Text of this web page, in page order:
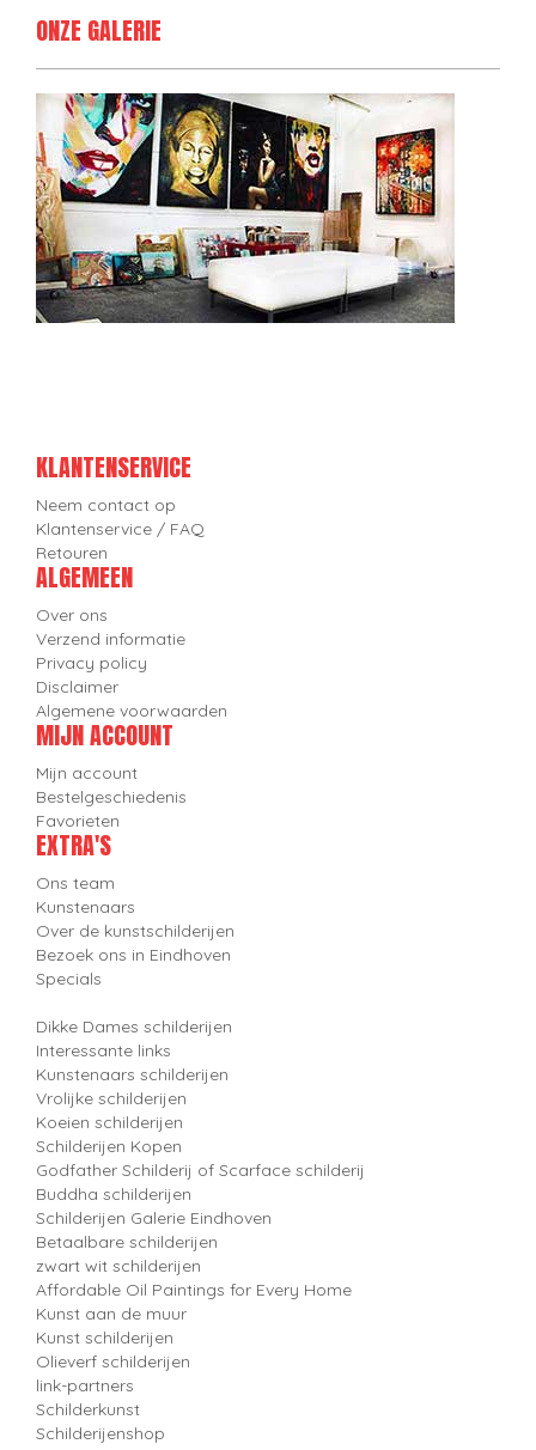
ONZE GALERIE
KLANTENSERVICE
Neem contact op
Klantenservice / FAQ
Retouren
ALGEMEEN
Over ons
Verzend informatie
Privacy policy
Disclaimer
Algemene voorwaarden
MIJN ACCOUNT
Mijn account
Bestelgeschiedenis
Favorieten
EXTRA'S
Ons team
Kunstenaars
Over de kunstschilderijen
Bezoek ons in Eindhoven
Specials
Dikke Dames schilderijen
Interessante links
Kunstenaars schilderijen
Vrolijke schilderijen
Koeien schilderijen
Schilderijen Kopen
Godfather Schilderij of Scarface schilderij
Buddha schilderijen
Schilderijen Galerie Eindhoven
Betaalbare schilderijen
zwart wit schilderijen
Affordable Oil Paintings for Every Home
Kunst aan de muur
Kunst schilderijen
Olieverf schilderijen
link-partners
Schilderkunst
Schilderijenshop